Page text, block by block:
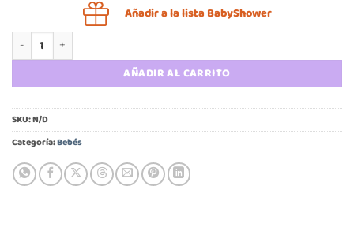
Añadir a la lista BabyShower
Pack 3 cintillos bebé cantidad
AÑADIR AL CARRITO
SKU:N/D
Categoría:Bebés